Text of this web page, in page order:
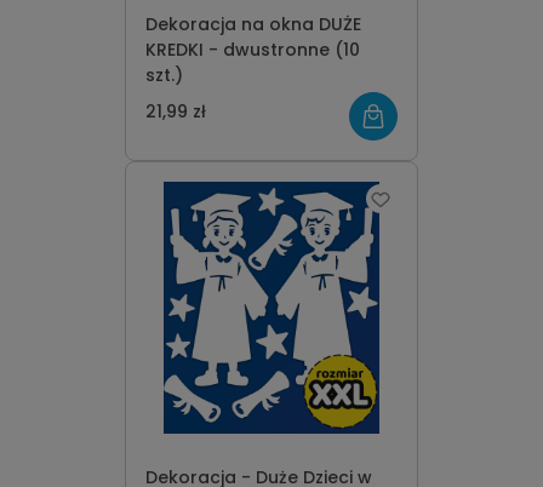
Dekoracja na okna DUŻE
KREDKI - dwustronne (10
szt.)
21,99 zł
Dekoracja - Duże Dzieci w